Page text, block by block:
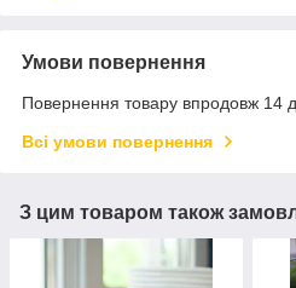
Умови повернення
Повернення товару впродовж 14
Всі умови повернення
З цим товаром також